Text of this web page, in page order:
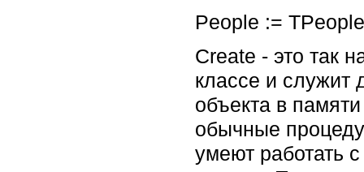
People :=
Create - это так
классе и служит
объекта в
обычные
умеют работать